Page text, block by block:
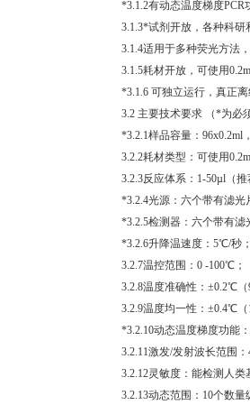
*3.1.2有动态温度梯度
3.1.3*试剂开放，各种科研
3.1.4适用于多种荧光方法
3.1.5耗材开放，可使用
*3.1.6 可独立运行，真正
3.2 主要技术要求 （*为必
*3.2.1样品容量：96x0.2ml
3.2.2耗材类型：可使用
3.2.3反应体系：1-50µl（
*3.2.4光源：六个带有滤光
*3.2.5检测器：六个带有
*3.2.6升降温速度：5℃/秒
3.2.7温控范围：0 -100℃；
3.2.8温度准确性：±0.2℃（
3.2.9温度均一性：±0.4℃（
*3.2.10动态温度梯度功能
3.2.11激发/发射波长范围：
3.2.12灵敏度：能检测人
3.2.13动态范围：10个数量